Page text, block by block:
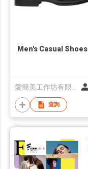
Men's Casual Shoes
愛簡美工作坊有限公司
查詢